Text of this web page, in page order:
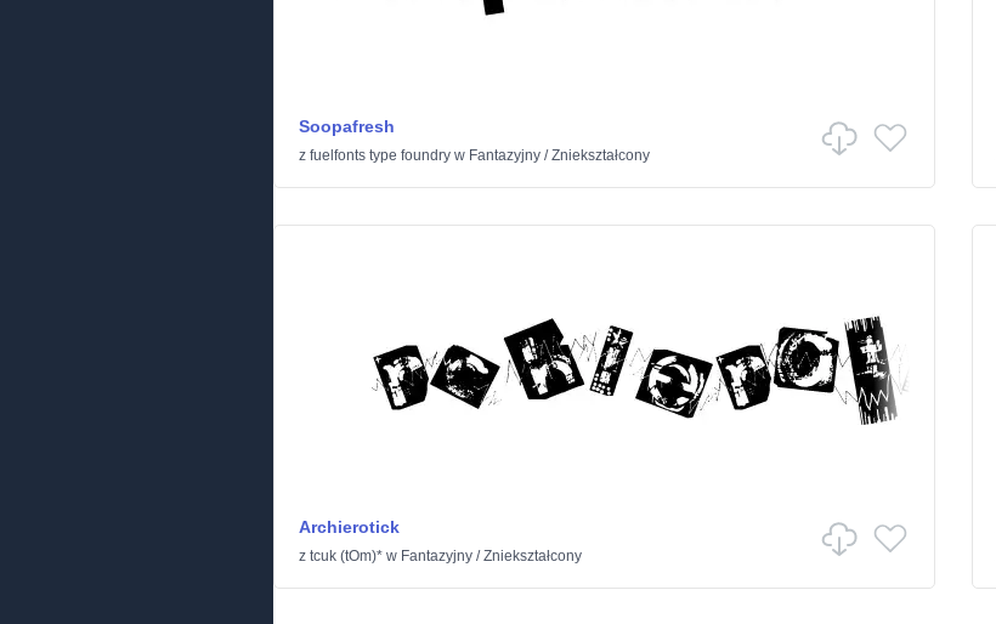
Soopafresh
z fuelfonts type foundry w Fantazyjny /Zniekształcony
Archierotick
z tcuk (tOm)* w Fantazyjny /Zniekształcony